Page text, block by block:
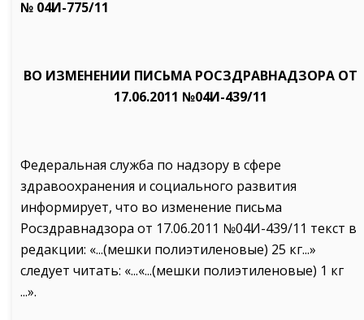
№ 04И-775/11
ВО ИЗМЕНЕНИИ ПИСЬМА РОСЗДРАВНАДЗОРА ОТ
17.06.2011 №04И-439/11
Федеральная служба по надзору в сфере
здравоохранения и социального развития
информирует, что во изменение письма
Росздравнадзора от 17.06.2011 №04И-439/11 текст в
редакции: «...(мешки полиэтиленовые) 25 кг...»
следует читать: «...«...(мешки полиэтиленовые) 1 кг
...».